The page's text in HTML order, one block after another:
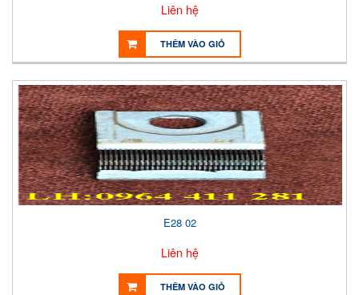
Liên hệ
THÊM VÀO GIỎ
E28 02
Liên hệ
THÊM VÀO GIỎ